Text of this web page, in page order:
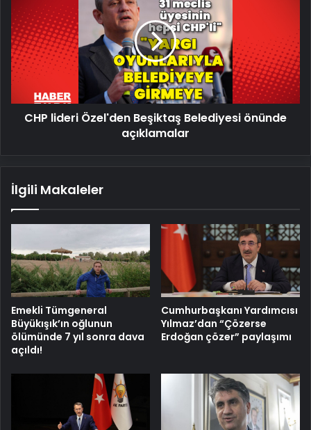
Özel'den
Beşiktaş
Belediyesi
önünde
açıklamalar
CHP lideri Özel'den Beşiktaş Belediyesi önünde
açıklamalar
İlgili Makaleler
Emekli Tümgeneral
Büyükışık’ın oğlunun
ölümünde 7 yıl sonra dava
açıldı!
Cumhurbaşkanı Yardımcısı
Yılmaz’dan “Çözerse
Erdoğan çözer” paylaşımı